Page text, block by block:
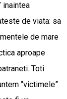
inaintea
de viata: sa
de mare
aproape
Toti
“victimele”